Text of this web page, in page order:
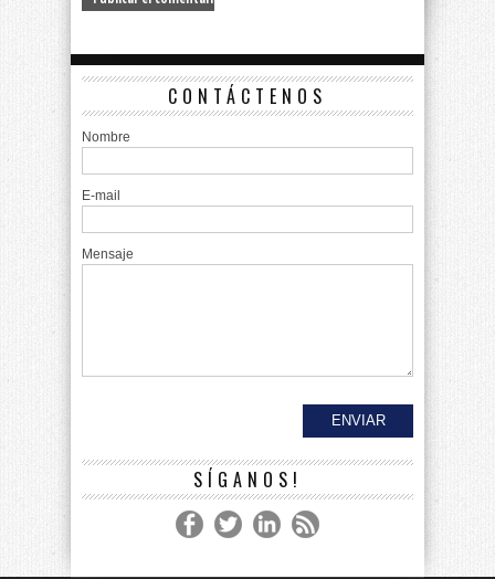
CONTÁCTENOS
Nombre
E-mail
Mensaje
SÍGANOS!